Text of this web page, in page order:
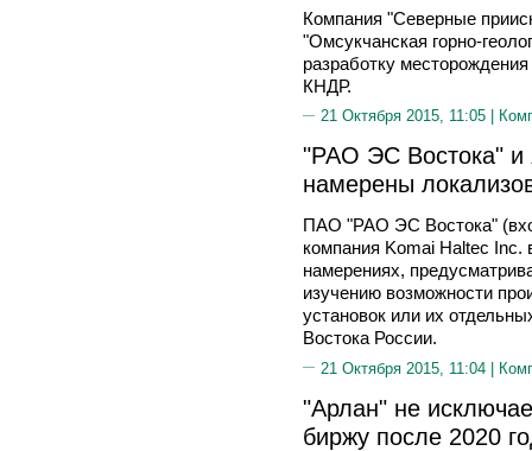
Компания "Северные
"Омсукчанская горно-
разработку
КНДР.
21 Октября 2015, 11:05 |
"РАО ЭС Востока" и
намерены
ПАО "РАО ЭС Востока"
компания Komai Haltec
намерениях,
изучению возможности
установок или их
Востока России.
21 Октября 2015, 11:04 |
"Арлан" не
биржу после 2020